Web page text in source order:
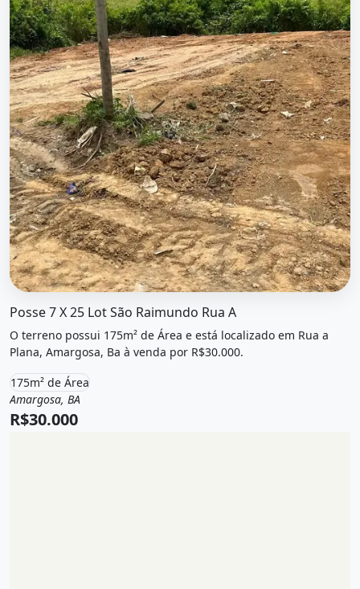
Posse 7 X 25 Lot São Raimundo Rua A
O terreno possui 175m² de Área e está localizado em Rua a
Plana, Amargosa, Ba à venda por R$30.000.
175m² de Área
Venda
Terreno / Lote
Amargosa, BA
R$30.000